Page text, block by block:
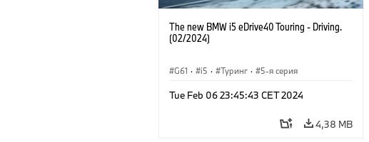
The new BMW i5 eDrive40 Touring - Driving.
(02/2024)
G61 · i5 · Туринг · 5-я серия
Tue Feb 06 23:45:43 CET 2024
4,38 MB